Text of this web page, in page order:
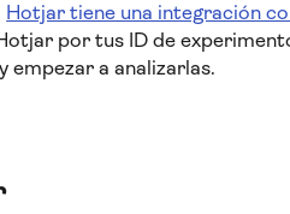
Hotjar tiene una integración
por tus ID de
empezar a analizarlas.